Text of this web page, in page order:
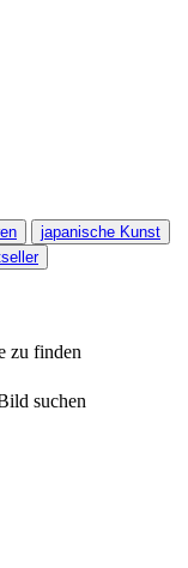
japanische Kunst
zu finden
suchen